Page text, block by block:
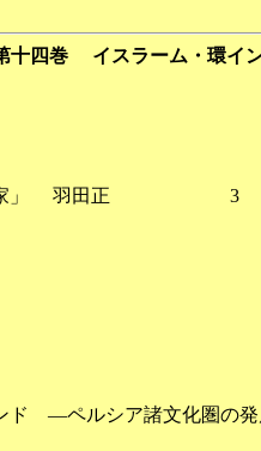
十四巻 イスラーム・環イ
国家」 羽田正 3
に
ン朝
ィー朝
ル朝
に
―ペルシア諸文化圏の
に